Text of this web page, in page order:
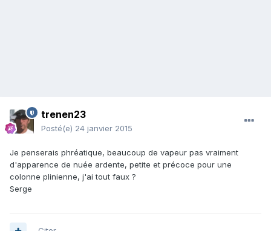
trenen23
Posté(e) 24 janvier 2015
Je penserais phréatique, beaucoup de vapeur pas vraiment
d'apparence de nuée ardente, petite et précoce pour une
colonne plinienne, j'ai tout faux ?
Serge